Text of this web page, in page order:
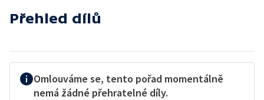
Přehled dílů
Omlouváme se, tento pořad momentálně
nemá žádné přehratelné díly.